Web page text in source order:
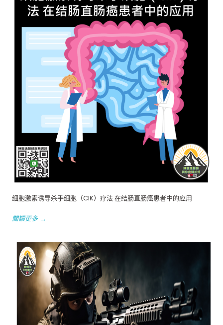
细胞激素诱导杀手细胞（CIK）疗法 在结肠直肠癌患者中的应用
閱讀更多 →